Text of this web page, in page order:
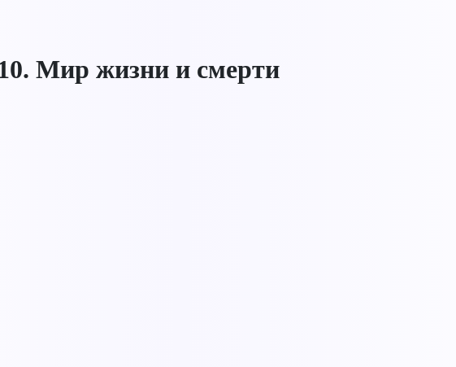
Мир жизни и смерти